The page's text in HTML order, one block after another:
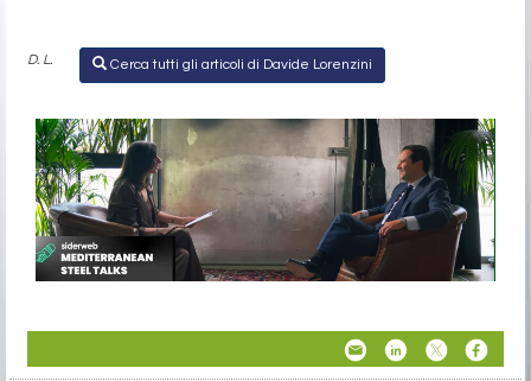
D. L. Cerca tutti gli articoli di Davide Lorenzini